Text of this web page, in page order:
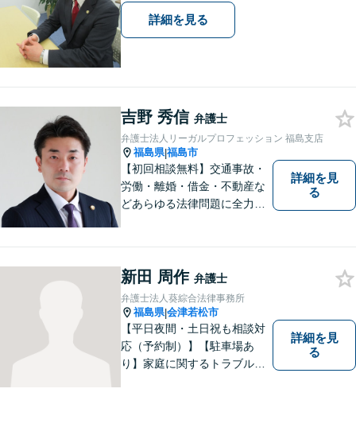
詳細を見る
吉野 秀信 弁護士
弁護士法人リーガルプロフェッション 福島支店
福島県|福島市
【初回相談無料】交通事故・
労働・離婚・借金・不動産な
どあらゆる法律問題に全力を
す。お困りの方はまずはご相
談ください。
詳細を見
る
新田 周作 弁護士
弁護士法人葵綜合法律事務所
福島県|会津若松市
【平日夜間・土日祝も相談対
応（予約制）】【駐車場あ
り】家庭に関するトラブルか
詳細を見
る